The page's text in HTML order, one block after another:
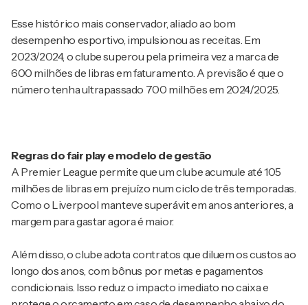
Esse histórico mais conservador, aliado ao bom
desempenho esportivo, impulsionou as receitas. Em
2023/2024, o clube superou pela primeira vez a marca de
600 milhões de libras em faturamento. A previsão é que o
número tenha ultrapassado 700 milhões em 2024/2025.
Regras do fair play e modelo de gestão
A Premier League permite que um clube acumule até 105
milhões de libras em prejuízo num ciclo de três temporadas.
Como o Liverpool manteve superávit em anos anteriores, a
margem para gastar agora é maior.
Além disso, o clube adota contratos que diluem os custos ao
longo dos anos, com bônus por metas e pagamentos
condicionais. Isso reduz o impacto imediato no caixa e